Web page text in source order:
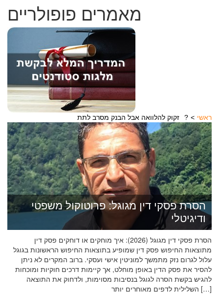
מאמרים פופולריים
ראשי זקוק להלוואה אבל הבנק מסרב לתת?
הסרת פסקי דין מגוגל: פרוטוקול משפטי
ודיגיטלי
הסרת פסקי דין מגוגל (2026): איך מוחקים או דוחקים פסק דין
מתוצאות החיפוש פסק דין שמופיע בתוצאות החיפוש הראשונות בגוגל
עלול לגרום נזק מתמשך למוניטין אישי ועסקי. ברוב המקרים לא ניתן
להסיר את פסק הדין באופן מוחלט, אך קיימות דרכים חוקיות ומוכחות
להגיש בקשת הסרה לגוגל בנסיבות מסוימות, ולדחוק את התוצאה
השלילית לדפים מאוחרים יותר […]